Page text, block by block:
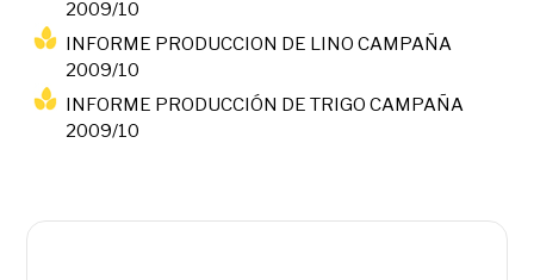
2009/10
INFORME PRODUCCION DE LINO CAMPAÑA
2009/10
INFORME PRODUCCIÓN DE TRIGO CAMPAÑA
2009/10